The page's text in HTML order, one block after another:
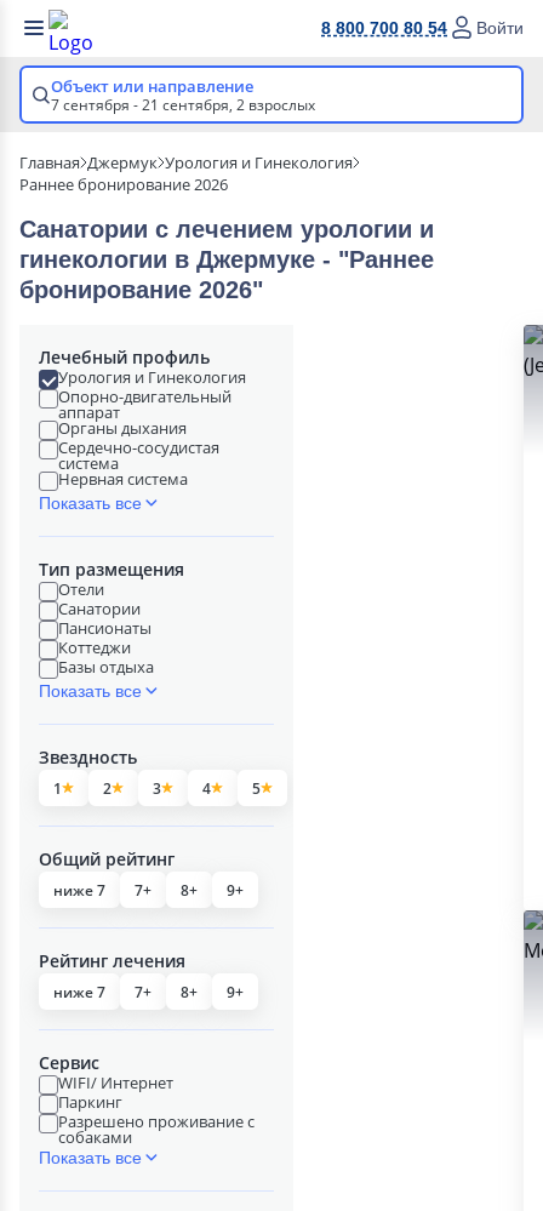
8 800 700 80 54 Войти
Объект или направление
7 сентября - 21 сентября, 2 взрослых
Главная Джермук Урология и Гинекология
Раннее бронирование 2026
Санатории с лечением урологии и
гинекологии в Джермуке - "Раннее
бронирование 2026"
Лечебный профиль
Урология и Гинекология
Опорно-двигательный
аппарат
Органы дыхания
Сердечно-сосудистая
система
Нервная система
Показать все
Тип размещения
Отели
Санатории
Пансионаты
Коттеджи
Базы отдыха
Показать все
Звездность
1 2 3 4 5
Общий рейтинг
ниже 7 7+ 8+ 9+
Рейтинг лечения
ниже 7 7+ 8+ 9+
Сервис
WIFI/ Интернет
Паркинг
Разрешено проживание с
собаками
Показать все